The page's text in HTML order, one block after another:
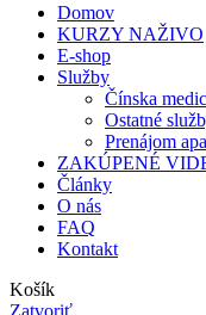
Domov
KURZY NAŽIVO
E-shop
Služby
Čínska
Ostatné
Prenájom
ZAKÚPENÉ
Články
O nás
FAQ
Kontakt
Košík
Zatvoriť